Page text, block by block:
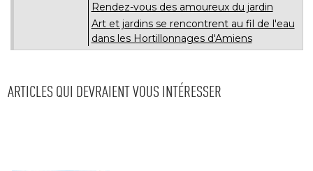
Rendez-vous des amoureux du jardin
Art et jardins se rencontrent au fil de l'eau
dans les Hortillonnages d'Amiens
ARTICLES QUI DEVRAIENT VOUS INTÉRESSER